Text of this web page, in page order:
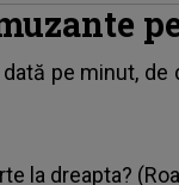
pe minut,
la dreapta?